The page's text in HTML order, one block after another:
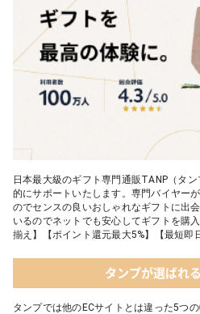
日本最大級のギフト専門通販TANP（タ
的にサポートいたします。専門バイヤー
のでセンスの良いおしゃれなギフトに出
いるのでネットでも安心してギフトを購
揃え】【ポイント還元最大5%】【最短即
タンプが選ばれ
タンプでは他のECサイトとは違った5つ